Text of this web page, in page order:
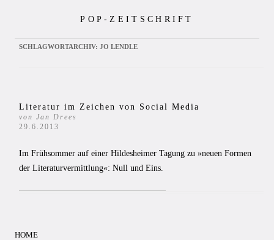
POP-ZEITSCHRIFT
SCHLAGWORTARCHIV: JO LENDLE
Literatur im Zeichen von Social Media
von Jan Drees
29.6.2013
Im Frühsommer auf einer Hildesheimer Tagung zu »neuen Formen
der Literaturvermittlung«: Null und Eins.
HOME